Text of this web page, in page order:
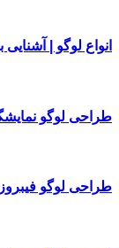
انواع لوگو |
طراحی لوگو
طراحی لوگو فیبروز